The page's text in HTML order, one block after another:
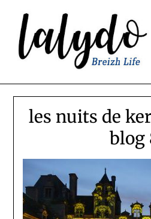
content
les nuits de
blog